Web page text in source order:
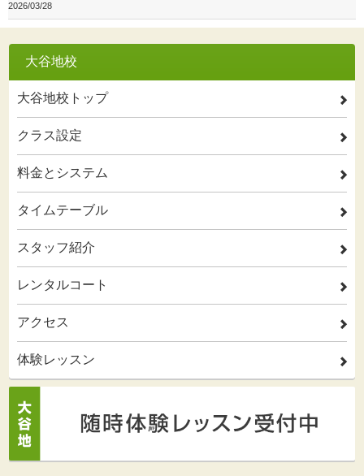
2026/03/28
大谷地校
大谷地校トップ 2
クラス設定 2
料金とシステム 2
タイムテーブル 2
スタッフ紹介 2
レンタルコート 2
アクセス 2
体験レッスン 2